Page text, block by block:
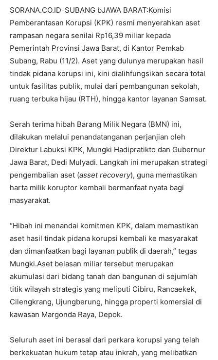
SORANA.CO.ID-SUBANG bJAWA BARAT:Komisi
Pemberantasan Korupsi (KPK) resmi menyerahkan aset
rampasan negara senilai Rp16,39 miliar kepada
Pemerintah Provinsi Jawa Barat, di Kantor Pemkab
Subang, Rabu (11/2). Aset yang dulunya merupakan hasil
tindak pidana korupsi ini, kini dialihfungsikan secara total
untuk fasilitas publik, mulai dari pembangunan sekolah,
ruang terbuka hijau (RTH), hingga kantor layanan Samsat.
Serah terima hibah Barang Milik Negara (BMN) ini,
dilakukan melalui penandatanganan perjanjian oleh
Direktur Labuksi KPK, Mungki Hadipratikto dan Gubernur
Jawa Barat, Dedi Mulyadi. Langkah ini merupakan strategi
pengembalian aset (asset recovery), guna memastikan
harta milik koruptor kembali bermanfaat nyata bagi
masyarakat.
“Hibah ini menandai komitmen KPK, dalam memastikan
aset hasil tindak pidana korupsi kembali ke masyarakat
dan dimanfaatkan bagi layanan publik di daerah,” tegas
Mungki.Aset belasan miliar tersebut merupakan
akumulasi dari bidang tanah dan bangunan di sejumlah
titik wilayah strategis yang meliputi Cibiru, Rancaekek,
Cilengkrang, Ujungberung, hingga properti komersial di
kawasan Margonda Raya, Depok.
Seluruh aset ini berasal dari perkara korupsi yang telah
berkekuatan hukum tetap atau inkrah, yang melibatkan